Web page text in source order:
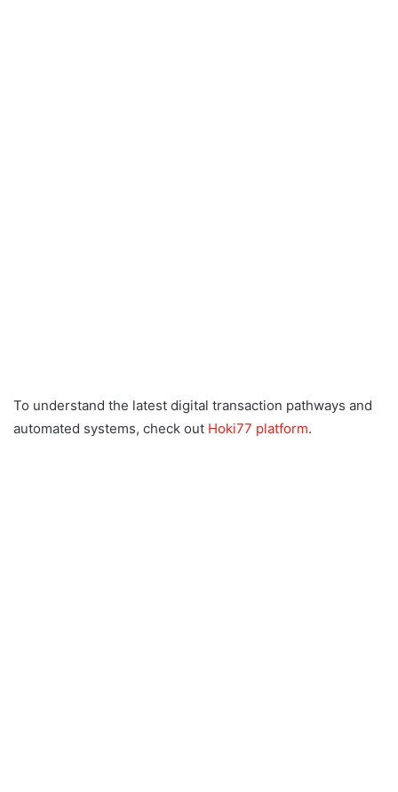
To understand the latest digital transaction pathways and
automated systems, check out Hoki77 platform.